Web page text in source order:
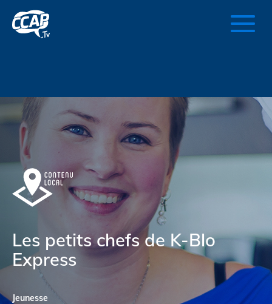
Les petits chefs de K-Blo
Express
Jeunesse